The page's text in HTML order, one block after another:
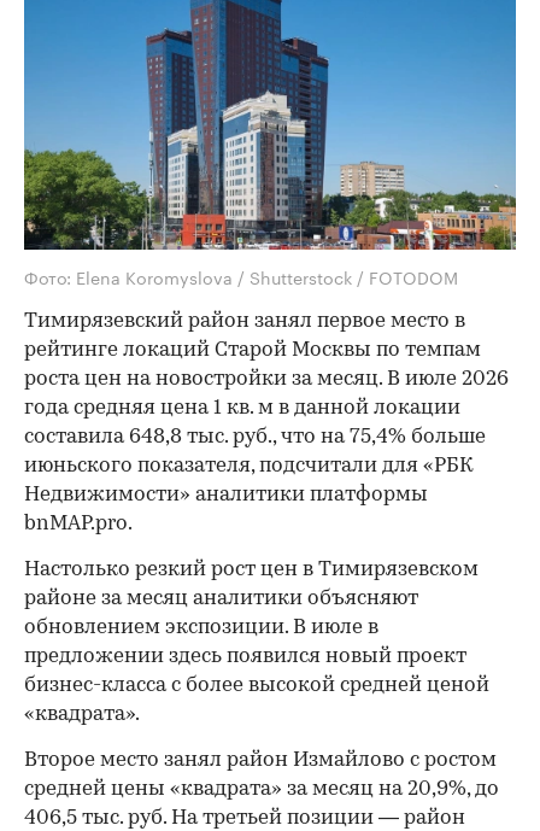
Фото: Elena Koromyslova / Shutterstock / FOTODOM
Тимирязевский район занял первое место в
рейтинге локаций Старой Москвы по темпам
роста цен на новостройки за месяц. В июле 2026
года средняя цена 1 кв. м в данной локации
составила 648,8 тыс. руб., что на 75,4% больше
июньского показателя, подсчитали для «РБК
Недвижимости» аналитики платформы
bnMAP.pro.
Настолько резкий рост цен в Тимирязевском
районе за месяц аналитики объясняют
обновлением экспозиции. В июле в
предложении здесь появился новый проект
бизнес-класса с более высокой средней ценой
«квадрата».
Второе место занял район Измайлово с ростом
средней цены «квадрата» за месяц на 20,9%, до
406,5 тыс. руб. На третьей позиции — район